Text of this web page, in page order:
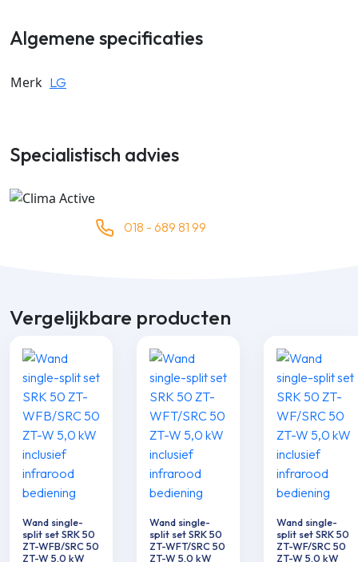
Algemene specificaties
Merk LG
Specialistisch advies
018 - 689 81 99
Vergelijkbare producten
Wand single-
split set SRK 50
ZT-WFB/SRC 50
ZT-W 5,0 kW
Wand single-
split set SRK 50
ZT-WFT/SRC 50
ZT-W 5,0 kW
Wand single-
split set SRK 50
ZT-WF/SRC 50
ZT-W 5,0 kW